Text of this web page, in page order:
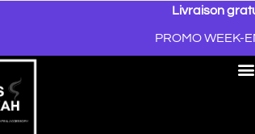
Livraison
PROMO WEEK-